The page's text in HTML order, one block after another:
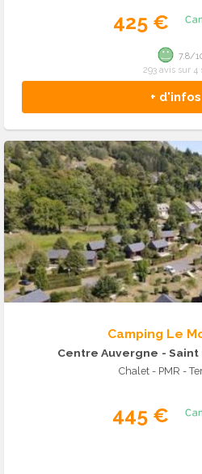
425 €
+
7.8/
293 avis sur 4
Camping Le
Centre Auvergne -
Chalet - PMR -
445 €